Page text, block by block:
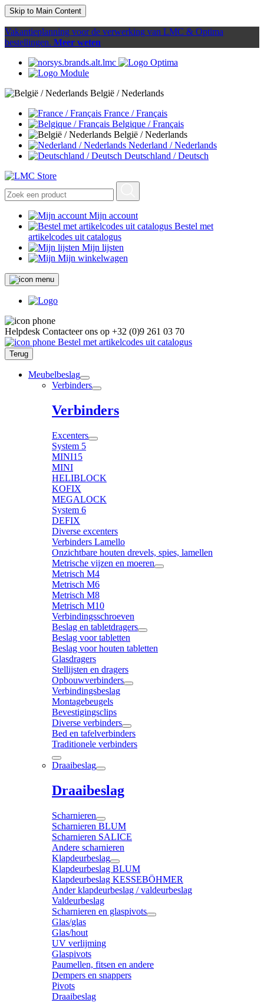
Skip to Main Content
Vakantieplanning voor de verwerking van LMC & Optima
bestellingen. Meer weten
België / Nederlands
France / Français
Belgique / Français
België / Nederlands
Nederland / Nederlands
Deutschland / Deutsch
Mijn account
Bestel met
artikelcodes uit catalogus
Mijn lijsten
Mijn winkelwagen
Helpdesk Contacteer ons op +32 (0)9 261 03 70
Bestel met artikelcodes uit catalogus
Terug
Meubelbeslag
Verbinders
Verbinders
Excenters
System 5
MINI15
MINI
HELIBLOCK
KOFIX
MEGALOCK
System 6
DEFIX
Diverse excenters
Verbinders Lamello
Onzichtbare houten drevels, spies, lamellen
Metrische vijzen en moeren
Metrisch M4
Metrisch M6
Metrisch M8
Metrisch M10
Verbindingsschroeven
Beslag en tabletdragers
Beslag voor tabletten
Beslag voor houten tabletten
Glasdragers
Stellijsten en dragers
Opbouwverbinders
Verbindingsbeslag
Montagebeugels
Bevestigingsclips
Diverse verbinders
Bed en tafelverbinders
Traditionele verbinders
Draaibeslag
Draaibeslag
Scharnieren
Scharnieren BLUM
Scharnieren SALICE
Andere scharnieren
Klapdeurbeslag
Klapdeurbeslag BLUM
Klapdeurbeslag KESSEBÖHMER
Ander klapdeurbeslag / valdeurbeslag
Valdeurbeslag
Scharnieren en glaspivots
Glas/glas
Glas/hout
UV verlijming
Glaspivots
Paumellen, fitsen en andere
Dempers en snappers
Pivots
Draaibeslag